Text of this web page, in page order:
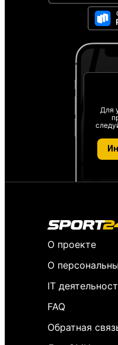
Для
О проекте
О
IT
FAQ
Обратная